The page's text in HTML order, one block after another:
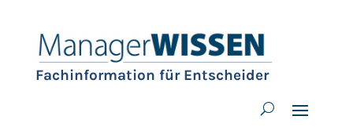
Fachinformation für Entscheider